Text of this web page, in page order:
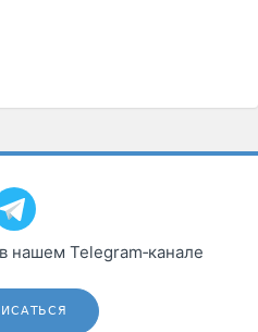
нашем Telegram‑канале